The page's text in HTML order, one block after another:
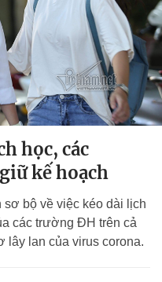
học, các
kế hoạch
bộ về việc kéo dài lịch
các trường ĐH trên cả
lây lan của virus corona.